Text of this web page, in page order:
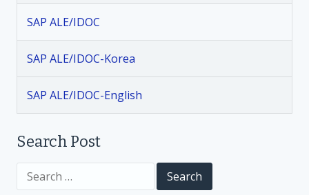
a
v
i
g
a
SAP ALE/IDOC
SAP ALE/IDOC-Korea
SAP ALE/IDOC-English
Search Post